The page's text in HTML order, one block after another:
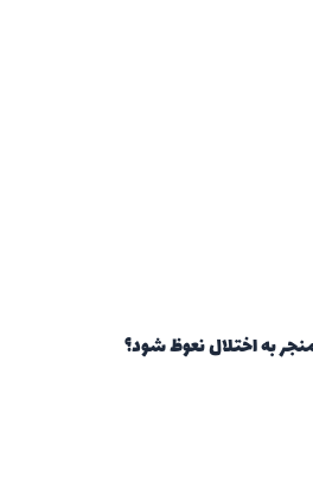
به اختلال نعوظ شود؟